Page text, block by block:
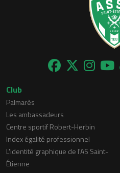
Club
Palmarès
Les ambassadeurs
Centre sportif Robert-Herbin
Index égalité professionnel
L'identité graphique de l'AS Saint-
Étienne